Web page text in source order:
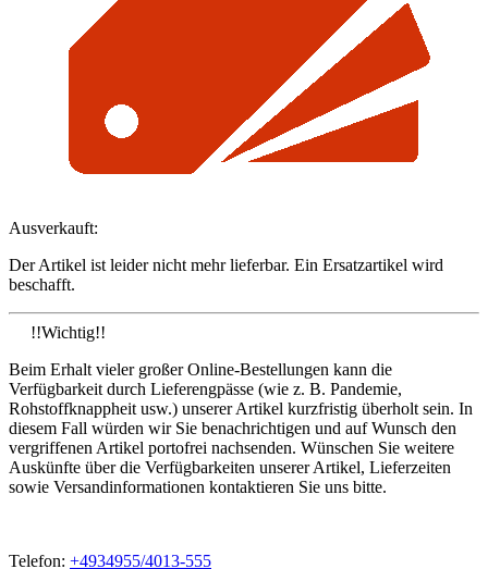
Ausverkauft:
Der Artikel ist leider nicht mehr lieferbar. Ein Ersatzartikel wird
beschafft.
!!Wichtig!!
Beim Erhalt vieler großer Online-Bestellungen kann die
Verfügbarkeit durch Lieferengpässe (wie z. B. Pandemie,
Rohstoffknappheit usw.) unserer Artikel kurzfristig überholt sein. In
diesem Fall würden wir Sie benachrichtigen und auf Wunsch den
vergriffenen Artikel portofrei nachsenden. Wünschen Sie weitere
Auskünfte über die Verfügbarkeiten unserer Artikel, Lieferzeiten
sowie Versandinformationen kontaktieren Sie uns bitte.
Telefon: +4934955/4013-555